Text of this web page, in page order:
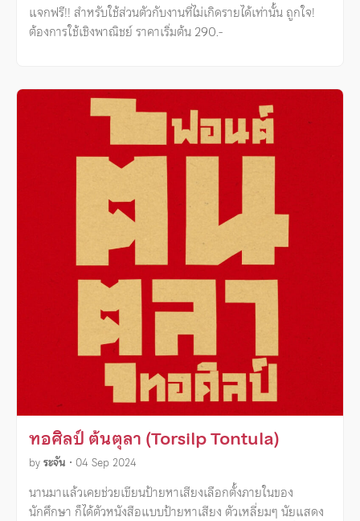
แจกฟรี!! สำหรับใช้ส่วนตัวกับงานที่ไม่เกิดรายได้เท่านั้น ถูกใจ!
ต้องการใช้เชิงพาณิชย์ ราคาเริ่มต้น 290.-
ทอศิลป์ ต้นตุลา (Torsilp Tontula)
byระจัน • 04 Sep 2024
นานมาแล้วเคยช่วยเขียนป้ายหาเสียงเลือกตั้งภายในของ
นักศึกษา ก็ได้ตัวหนังสือแบบป้ายหาเสียง ตัวเหลี่ยมๆ นัยแสดง